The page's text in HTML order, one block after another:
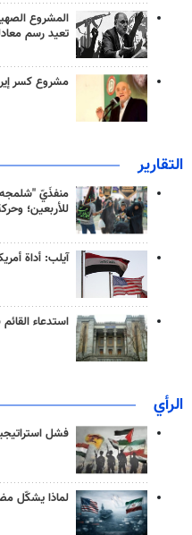
المشروع
تعيد رسم
مشروع كسر
التقارير
منفذَيّ
للأربعين؛
آيلب: أداة
استدعاء القائم
الرأي
فشل
لماذا يشكّل